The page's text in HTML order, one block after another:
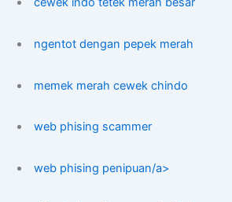
ngentot dengan pepek merah
memek merah cewek chindo
web phising scammer
web phising penipuan/a>